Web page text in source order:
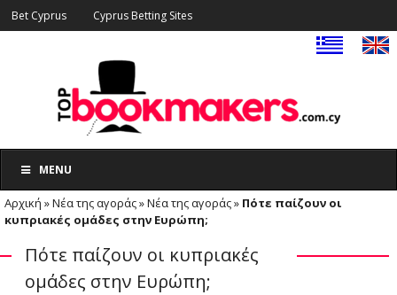
Bet Cyprus Cyprus Betting Sites
MENU
Αρχική »Νέα της αγοράς»Νέα της αγοράς» Πότε παίζουν οι
κυπριακές ομάδες στην Ευρώπη;
Πότε παίζουν οι κυπριακές
ομάδες στην Ευρώπη;